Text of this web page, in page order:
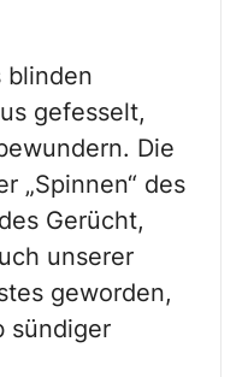
blinden
gefesselt,
Die
„Spinnen“ des
Gerücht,
unserer
geworden,
sündiger